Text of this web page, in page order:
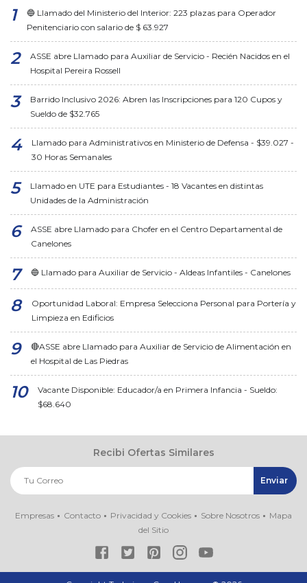
🔵 Llamado del Ministerio del Interior: 223 plazas para Operador
Penitenciario con salario de $ 63.927
ASSE abre Llamado para Auxiliar de Servicio - Recién Nacidos en el
Hospital Pereira Rossell
Barrido Inclusivo 2026: Abren las Inscripciones para 120 Cupos y
Sueldo de $32.765
Llamado para Administrativos en Ministerio de Defensa - $39.027 -
30 Horas Semanales
Llamado en UTE para Estudiantes - 18 Vacantes en distintas
Unidades de la Administración
ASSE abre Llamado para Chofer en el Centro Departamental de
Canelones
🔵 Llamado para Auxiliar de Servicio - Aldeas Infantiles - Canelones
Oportunidad Laboral: Empresa Selecciona Personal para Portería y
Limpieza en Edificios
🔴ASSE abre Llamado para Auxiliar de Servicio de Alimentación en
el Hospital de Las Piedras
Vacante Disponible: Educador/a en Primera Infancia - Sueldo:
$68.640
Recibi Ofertas Similares
Empresas Contacto Privacidad y Cookies Sobre Nosotros
Mapa
del Sitio